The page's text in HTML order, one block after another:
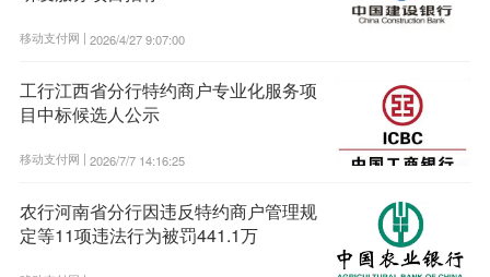
移动支付网 | 2026/4/27 9:07:00
工行江西省分行特约商户专业化服务项
目中标候选人公示
移动支付网 | 2026/7/7 14:16:25
农行河南省分行因违反特约商户管理规
定等11项违法行为被罚441.1万